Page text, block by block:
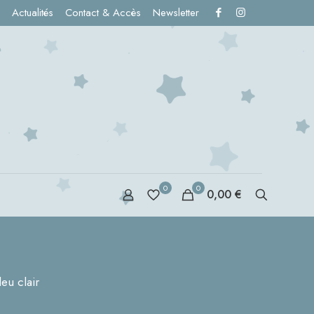
Actualités Contact & Accès Newsletter
0 0 0,00 €
clair